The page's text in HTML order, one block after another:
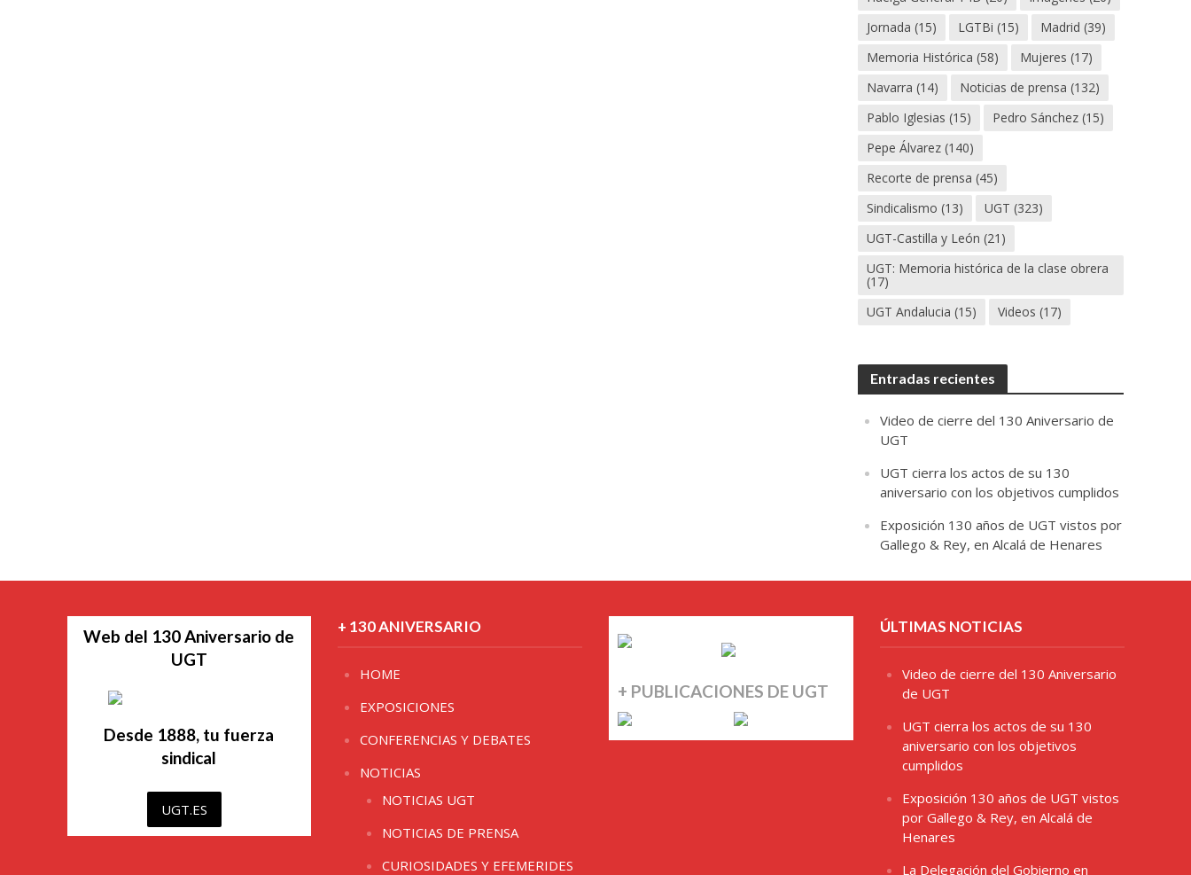
Jornada (15) LGTBi (15) Madrid (39)
Memoria Histórica (58) Mujeres (17)
Navarra (14) Noticias de prensa (132)
Pablo Iglesias (15) Pedro Sánchez (15)
Pepe Álvarez (140)
Recorte de prensa (45)
Sindicalismo (13) UGT (323)
UGT-Castilla y León (21)
UGT: Memoria histórica de la clase obrera
(17)
UGT Andalucia (15) Videos (17)
Entradas recientes
Video de cierre del 130 Aniversario de
UGT
UGT cierra los actos de su 130
aniversario con los objetivos cumplidos
Exposición 130 años de UGT vistos por
Gallego & Rey, en Alcalá de Henares
Web del 130 Aniversario de
UGT
Desde 1888, tu fuerza
sindical
UGT.ES
+ 130 ANIVERSARIO
HOME
EXPOSICIONES
CONFERENCIAS Y DEBATES
NOTICIAS
NOTICIAS UGT
NOTICIAS DE PRENSA
CURIOSIDADES Y EFEMERIDES
+ PUBLICACIONES DE UGT
ÚLTIMAS NOTICIAS
Video de cierre del 130 Aniversario
de UGT
UGT cierra los actos de su 130
aniversario con los objetivos
cumplidos
Exposición 130 años de UGT vistos
por Gallego & Rey, en Alcalá de
Henares
La Delegación del Gobierno en